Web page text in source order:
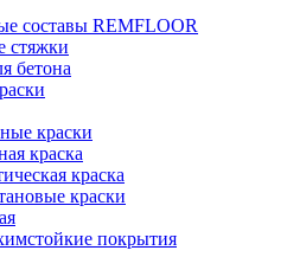
составы REMFLOOR
стяжки
бетона
краски
краска
краска
краски
покрытия